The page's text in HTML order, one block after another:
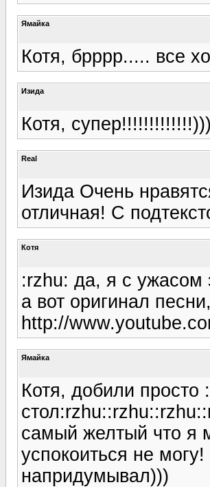
Ямайка
Котя, брррр..... все
Изида
Котя,
Real
Изида Очень
отличная! С
Котя
:rzhu: да, я с ужасом
а вот оригинал
http://
Ямайка
Котя, добили
самый желтый что я
успокоиться не
напридумывал)))